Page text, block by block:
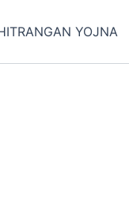
YOJNA